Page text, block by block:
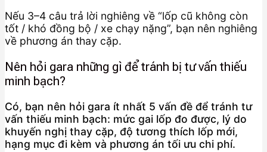
Nếu 3–4 câu trả lời nghiêng về “lốp cũ không còn
tốt / khó đồng bộ / xe chạy nặng”, bạn nên nghiêng
về phương án thay cặp.
Nên hỏi gara những gì để tránh bị tư vấn thiếu
minh bạch?
Có, bạn nên hỏi gara ít nhất 5 vấn đề để tránh tư
vấn thiếu minh bạch: mức gai lốp đo được, lý do
khuyến nghị thay cặp, độ tương thích lốp mới,
hạng mục đi kèm và phương án tối ưu chi phí.